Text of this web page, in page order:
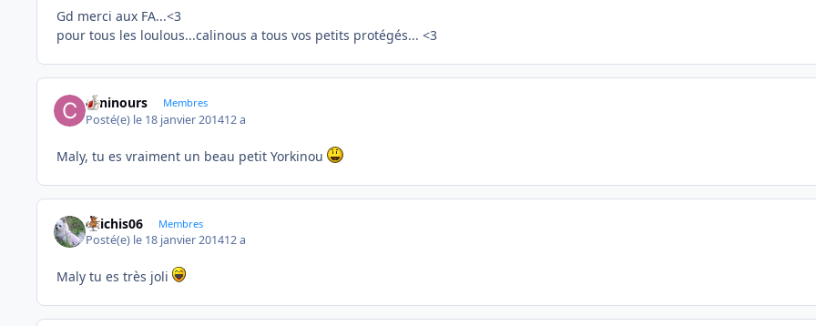
Gd merci aux FA...<3
pour tous les loulous...calinous a tous vos petits protégés... <3
caninours Membres
Posté(e) le 18 janvier 201412 a
Maly, tu es vraiment un beau petit Yorkinou
chichis06 Membres
Posté(e) le 18 janvier 201412 a
Maly tu es très joli